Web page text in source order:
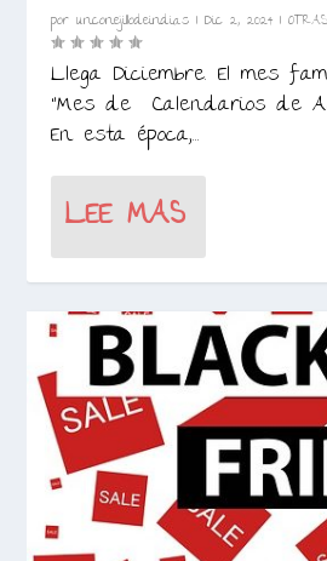
porunconejillodeindias |Dic 2, 2024 |
Llega Diciembre. El mes
“Mes de Calendarios de
En esta época,...
LEE MAS